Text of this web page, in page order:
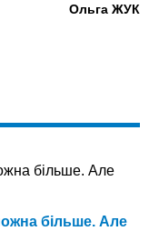
Ольга ЖУК
більше. Але